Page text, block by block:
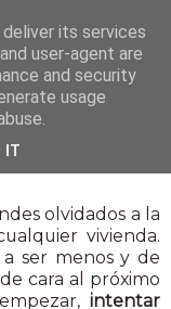
olvidados a la
vivienda.
ser menos y de
cara al próximo
intentar
its services
user-agent are
and security
usage
IT